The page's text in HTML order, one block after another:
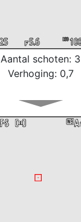
Aantal schoten: 3
Verhoging: 0,7